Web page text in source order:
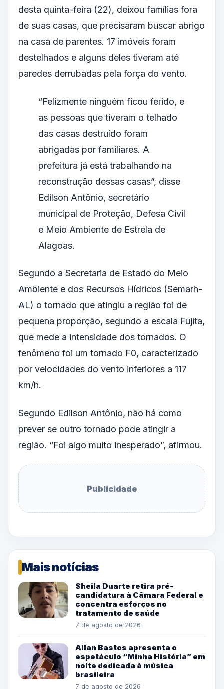
desta quinta-feira (22), deixou famílias fora
de suas casas, que precisaram buscar abrigo
na casa de parentes. 17 imóveis foram
destelhados e alguns deles tiveram até
paredes derrubadas pela força do vento.
“Felizmente ninguém ficou ferido, e
as pessoas que tiveram o telhado
das casas destruído foram
abrigadas por familiares. A
prefeitura já está trabalhando na
reconstrução dessas casas”, disse
Edilson Antônio, secretário
municipal de Proteção, Defesa Civil
e Meio Ambiente de Estrela de
Alagoas.
Segundo a Secretaria de Estado do Meio
Ambiente e dos Recursos Hídricos (Semarh-
AL) o tornado que atingiu a região foi de
pequena proporção, segundo a escala Fujita,
que mede a intensidade dos tornados. O
fenômeno foi um tornado F0, caracterizado
por velocidades do vento inferiores a 117
km/h.
Segundo Edilson Antônio, não há como
prever se outro tornado pode atingir a
região. “Foi algo muito inesperado”, afirmou.
Publicidade
Mais notícias
Sheila Duarte retira pré-
candidatura à Câmara Federal e
concentra esforços no
tratamento de saúde
7 de agosto de 2026
Allan Bastos apresenta o
espetáculo “Minha História” em
noite dedicada à música
brasileira
7 de agosto de 2026